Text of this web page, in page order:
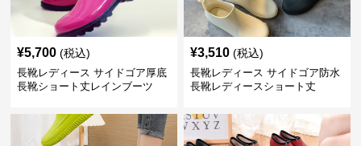
¥5,700 (税込)
長靴レディース サイドゴア厚底
長靴ショート丈レインブーツ
¥3,510 (税込)
長靴レディース サイドゴア防水
長靴レディースショート丈